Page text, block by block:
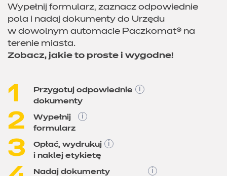
Wypełnij formularz, zaznacz odpowiednie
pola i nadaj dokumenty do Urzędu
w dowolnym automacie Paczkomat® na
terenie miasta.
Zobacz, jakie to proste i wygodne!
1
Przygotuj odpowiednie
dokumenty
2
Wypełnij
formularz
3
Opłać, wydrukuj
i naklej etykietę
Nadaj dokumenty